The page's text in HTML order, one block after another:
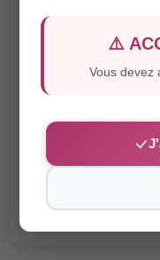
⚠️
Vous devez